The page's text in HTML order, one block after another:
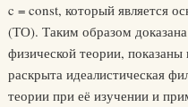
c = const, который является
(ТО). Таким образом
физической теории, показаны
раскрыта идеалистическая
теории при её изучении и